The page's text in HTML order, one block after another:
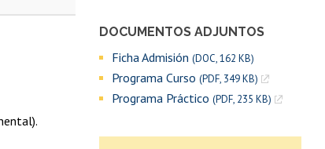
DOCUMENTOS ADJUNTOS
Ficha Admisión (DOC, 162 KB)
Programa Curso (PDF, 349 KB)
Programa Práctico (PDF, 235 KB)